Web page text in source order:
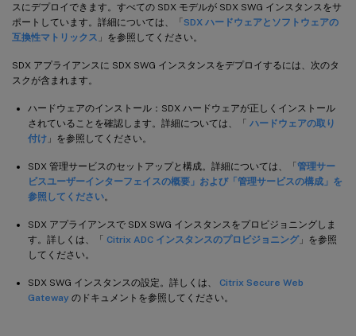
スにデプロイできます。すべての SDX モデルが SDX SWG インスタンスをサ
ポートしています。詳細については、「SDX ハードウェアとソフトウェアの
互換性マトリックス 」を参照してください。
SDX アプライアンスに SDX SWG インスタンスをデプロイするには、次のタ
スクが含まれます。
ハードウェアのインストール：SDX ハードウェアが正しくインストール
されていることを確認します。詳細については、「 ハードウェアの取り
付け 」を参照してください。
SDX 管理サービスのセットアップと構成。詳細については、「管理サー
ビスユーザーインターフェイスの概要」および「管理サービスの構成 」を
参照してください。
SDX アプライアンスで SDX SWG インスタンスをプロビジョニングしま
す。詳しくは、「 Citrix ADC インスタンスのプロビジョニング」を参照
してください。
SDX SWG インスタンスの設定。詳しくは、 Citrix Secure Web
Gateway のドキュメントを参照してください。